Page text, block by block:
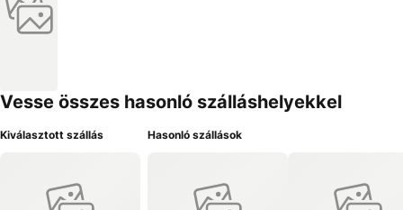
Vesse összes hasonló szálláshelyekkel
Kiválasztott szállás Hasonló szállások